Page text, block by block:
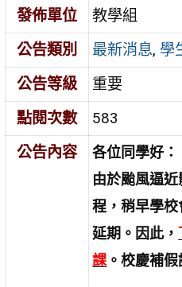
發佈單位
教學組
公告類別
最新消息, 學
公告等級
重要
點閱次數
583
公告內容
各位同學好：
由於颱風逼
程，稍早學
延期。因此，
課。校慶補假